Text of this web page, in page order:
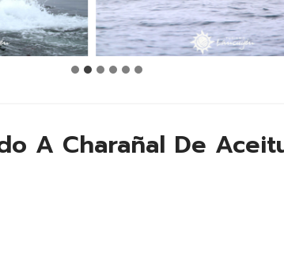
A Charañal De